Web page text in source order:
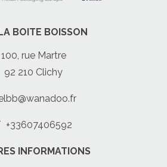
BOITE BOISSON
100, rue Martre
92 210 Clichy
+33607406592
INFORMATIONS